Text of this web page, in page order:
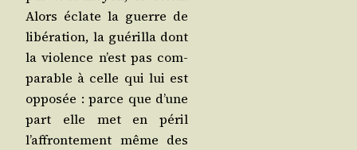
Alors éclate la guerre de
libé­ra­tion, la gué­rilla dont
la vio­lence n’est pas com­
pa­rable à celle qui lui est
oppo­sée : parce que d’une
part elle met en péril
l’affrontement même des